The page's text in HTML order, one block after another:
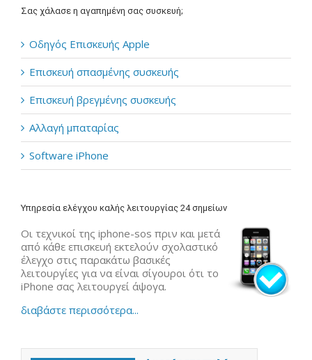
Σας χάλασε η αγαπημένη σας συσκευή;
Οδηγός Επισκευής Apple
Επισκευή σπασμένης συσκευής
Επισκευή βρεγμένης συσκευής
Αλλαγή μπαταρίας
Software iPhone
Υπηρεσία ελέγχου καλής λειτουργίας 24 σημείων
Οι τεχνικοί της iphone-sos πριν και μετά
από κάθε επισκευή εκτελούν σχολαστικό
έλεγχο στις παρακάτω βασικές
λειτουργίες για να είναι σίγουροι ότι το
iPhone σας λειτουργεί άψογα.
διαβάστε περισσότερα...